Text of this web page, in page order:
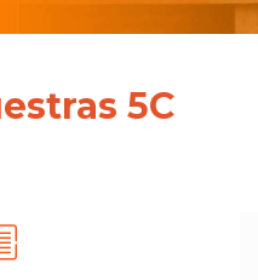
5C